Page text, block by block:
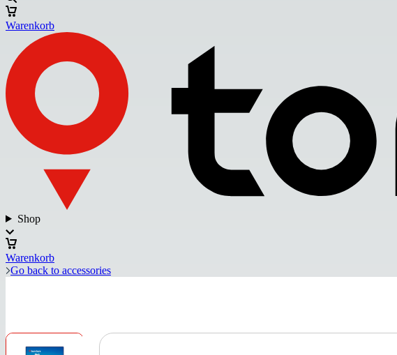
Warenkorb
Shop
Warenkorb
Go back to accessories